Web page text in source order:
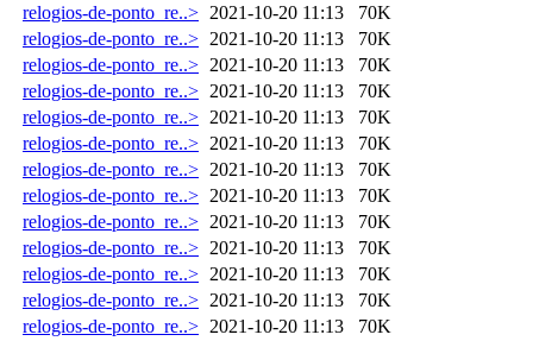
relogios-de-ponto_re..> 2021-10-20 11:13
70K
relogios-de-ponto_re..> 2021-10-20 11:13
70K
relogios-de-ponto_re..> 2021-10-20 11:13
70K
relogios-de-ponto_re..> 2021-10-20 11:13
70K
relogios-de-ponto_re..> 2021-10-20 11:13
70K
relogios-de-ponto_re..> 2021-10-20 11:13
70K
relogios-de-ponto_re..> 2021-10-20 11:13
70K
relogios-de-ponto_re..> 2021-10-20 11:13
70K
relogios-de-ponto_re..> 2021-10-20 11:13
70K
relogios-de-ponto_re..> 2021-10-20 11:13
70K
relogios-de-ponto_re..> 2021-10-20 11:13
70K
relogios-de-ponto_re..> 2021-10-20 11:13
70K
relogios-de-ponto_re..> 2021-10-20 11:13
70K